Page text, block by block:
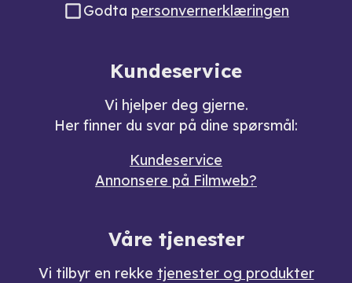
Godta personvernerklæringen
Kundeservice
Vi hjelper deg gjerne.
Her finner du svar på dine spørsmål:
Kundeservice
Annonsere på Filmweb?
Våre tjenester
Vi tilbyr en rekke tjenester og produkter